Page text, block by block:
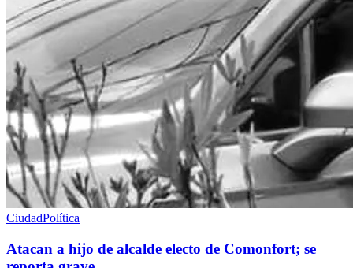
CiudadPolítica
Atacan a hijo de alcalde electo de Comonfort; se